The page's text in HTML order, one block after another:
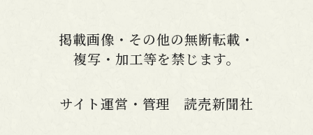
掲載画像・その他の無断転載・
複写・加工等を禁じます。
サイト運営・管理 読売新聞社